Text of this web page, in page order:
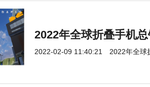
2022年全球折叠手机
2022-02-09 11:40:21 2022年全球